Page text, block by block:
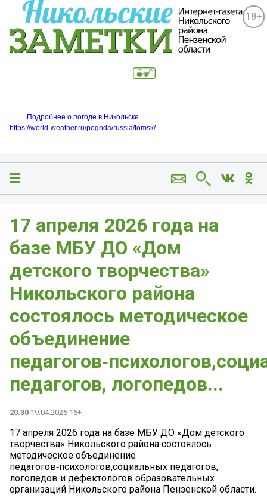
18+
Подробнее о погоде в Никольске
https://world-weather.ru/pogoda/russia/tomsk/
17 апреля 2026 года на
базе МБУ ДО «Дом
детского творчества»
Никольского района
состоялось методическое
объединение
педагогов, логопедов...
20:30 19.04.2026 16+
17 апреля 2026 года на базе МБУ ДО «Дом детского
творчества» Никольского района состоялось
методическое объединение
педагогов‑психологов,социальных педагогов,
логопедов и дефектологов образовательных
организаций Никольского района Пензенской области.